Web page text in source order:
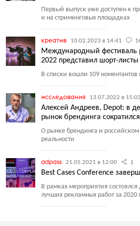
Первый выпуск уже доступен к
и на стриминговых площадках
креатив 10.02.2023 в 14:41
Международный фестиваль
2022 представил шорт-листы
В списки вошли 109 номентантов
исследования 13.07.2022 в 15:03
Алексей Андреев, Depot: в
рынок брендинга
О рынке брендинга и российском
реальности
adpass 21.05.2021 в 12:00 1
Best Cases Conference
В рамках мероприятия
лучших рекламных работ за 2020